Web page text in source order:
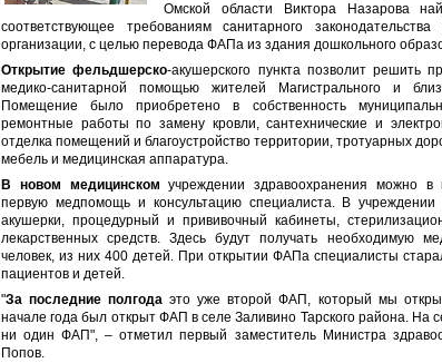
Омской области Виктора Назарова
соответствующее требованиям санитарного
организации, с целью перевода ФАПа из здания дошкольного
Открытие фельдшерско-акушерского пункта позволит решить
медико-санитарной помощью жителей Магистрального и
Помещение было приобретено в собственность
ремонтные работы по замену кровли, сантехнические и
отделка помещений и благоустройство территории, тротуарных
мебель и медицинская аппаратура.
В новом медицинском учреждении здравоохранения можно в
первую медпомощь и консультацию специалиста. В
акушерки, процедурный и прививочный кабинеты,
лекарственных средств. Здесь будут получать необходимую
человек, из них 400 детей. При открытии ФАПа специалисты
пациентов и детей.
"За последние полгода это уже второй ФАП, который мы
начале года был открыт ФАП в селе Заливино Тарского района. На
ни один ФАП", – отметил первый заместитель Министра
Попов.